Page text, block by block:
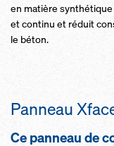
en matière
et continu et réduit
le béton.
Panneau
Ce panneau de